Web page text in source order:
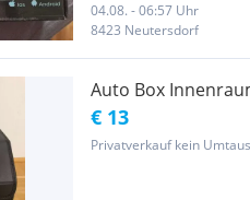
04.08. - 06:57 Uhr
8423 Neutersdorf
Auto Box
€ 13
Privatverkauf kein